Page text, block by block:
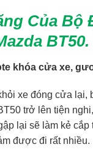
Của
BT50.
khóa cửa xe,
xe đóng cửa lại,
trở lên tiện
lại sẽ làm kẻ
được đi rất nhiều.